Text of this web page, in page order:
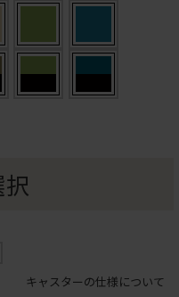
キャスターの仕様について